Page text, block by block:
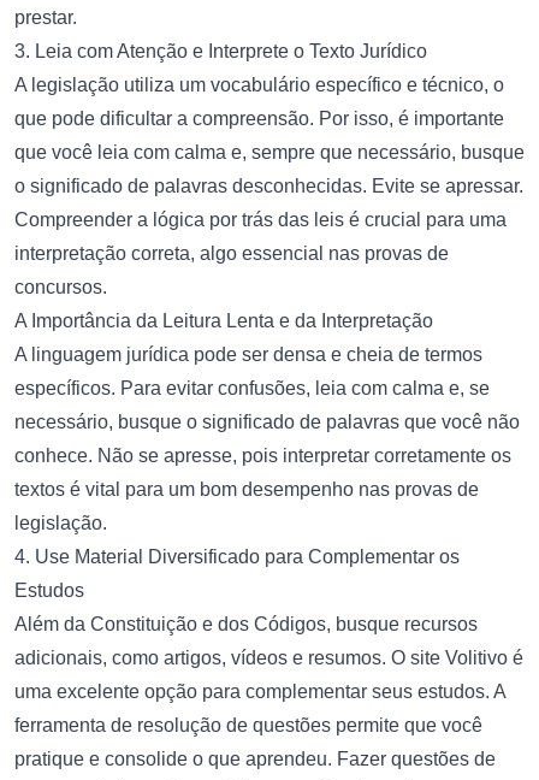
prestar.
3. Leia com Atenção e Interprete o Texto Jurídico
A legislação utiliza um vocabulário específico e técnico, o
que pode dificultar a compreensão. Por isso, é importante
que você leia com calma e, sempre que necessário, busque
o significado de palavras desconhecidas. Evite se apressar.
Compreender a lógica por trás das leis é crucial para uma
interpretação correta, algo essencial nas provas de
concursos.
A Importância da Leitura Lenta e da Interpretação
A linguagem jurídica pode ser densa e cheia de termos
específicos. Para evitar confusões, leia com calma e, se
necessário, busque o significado de palavras que você não
conhece. Não se apresse, pois interpretar corretamente os
textos é vital para um bom desempenho nas provas de
legislação.
4. Use Material Diversificado para Complementar os
Estudos
Além da Constituição e dos Códigos, busque recursos
adicionais, como artigos, vídeos e resumos. O site Volitivo é
uma excelente opção para complementar seus estudos. A
ferramenta de resolução de questões permite que você
pratique e consolide o que aprendeu. Fazer questões de